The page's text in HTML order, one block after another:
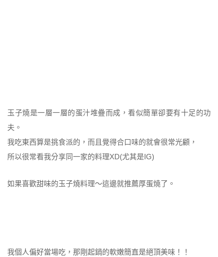
玉子燒是一層一層的蛋汁堆疊而成，看似簡單卻要有十足的功
夫。
我吃東西算是挑食派的，而且覺得合口味的就會很常光顧，
所以很常看我分享同一家的料理XD(尤其是IG)
如果喜歡甜味的玉子燒料理～這邊就推薦厚蛋燒了。
我個人偏好當場吃，那剛起鍋的軟嫩簡直是絕頂美味！！